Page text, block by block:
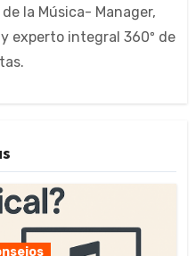
la Música- Manager,
experto integral 360º de